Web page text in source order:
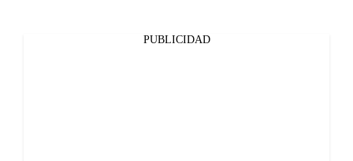
PUBLICIDAD